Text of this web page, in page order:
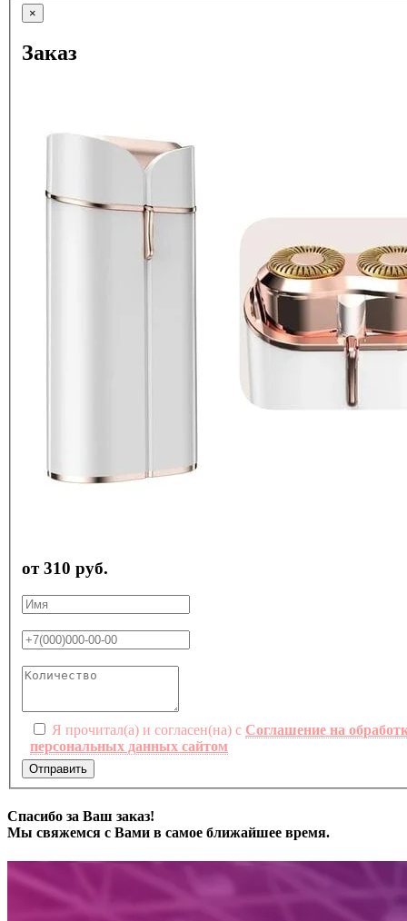
×
Заказ
от 310 руб.
Я прочитал(а) и согласен(на) с Соглашение на
персональных данных сайтом
Отправить
Спасибо за Ваш заказ!
Мы свяжемся с Вами в самое ближайшее время.